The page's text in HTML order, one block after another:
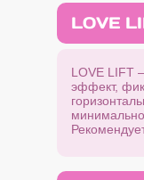
LOVE LIFT
эффект,
LOVE